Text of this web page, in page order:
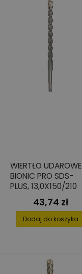
WIERTŁO UDAROWE
BIONIC PRO SDS-
PLUS, 13,0X150/210
Cena
43,74 zł
Dodaj do koszyka